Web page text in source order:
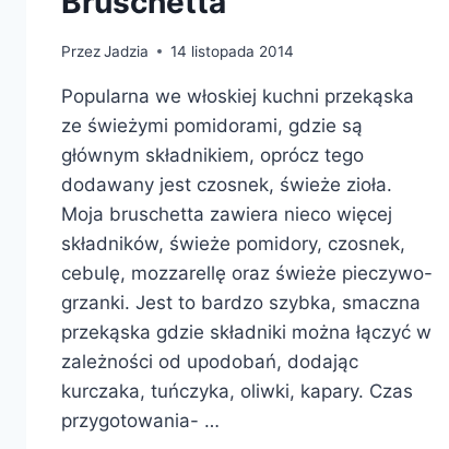
PrzezJadzia 14 listopada 2014
Popularna we włoskiej kuchni przekąska
ze świeżymi pomidorami, gdzie są
głównym składnikiem, oprócz tego
dodawany jest czosnek, świeże zioła.
Moja bruschetta zawiera nieco więcej
składników, świeże pomidory, czosnek,
cebulę, mozzarellę oraz świeże pieczywo-
grzanki. Jest to bardzo szybka, smaczna
przekąska gdzie składniki można łączyć w
zależności od upodobań, dodając
kurczaka, tuńczyka, oliwki, kapary. Czas
przygotowania- …